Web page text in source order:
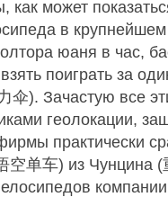
как может
в
юаня в час,
поиграть за
伞). Зачастую все
геолокации,
практически
空单车) из Чунцина